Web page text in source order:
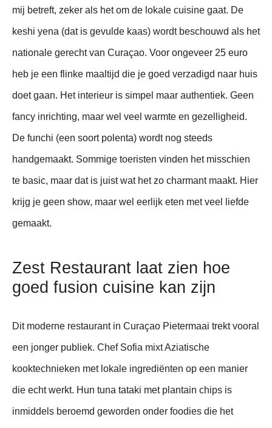
mij betreft, zeker als het om de lokale cuisine gaat. De
keshi yena (dat is gevulde kaas) wordt beschouwd als het
nationale gerecht van Curaçao. Voor ongeveer 25 euro
heb je een flinke maaltijd die je goed verzadigd naar huis
doet gaan. Het interieur is simpel maar authentiek. Geen
fancy inrichting, maar wel veel warmte en gezelligheid.
De funchi (een soort polenta) wordt nog steeds
handgemaakt. Sommige toeristen vinden het misschien
te basic, maar dat is juist wat het zo charmant maakt. Hier
krijg je geen show, maar wel eerlijk eten met veel liefde
gemaakt.
Zest Restaurant laat zien hoe
goed fusion cuisine kan zijn
Dit moderne restaurant in Curaçao Pietermaai trekt vooral
een jonger publiek. Chef Sofia mixt Aziatische
kooktechnieken met lokale ingrediënten op een manier
die echt werkt. Hun tuna tataki met plantain chips is
inmiddels beroemd geworden onder foodies die het